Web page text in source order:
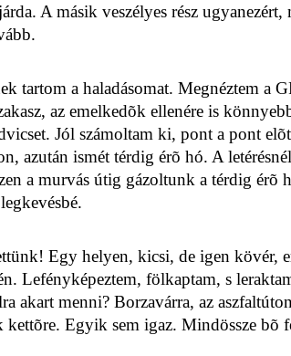
A másik veszélyes rész
tartom a haladásomat. Megnéztem a
az emelkedõk ellenére is
Jól számoltam ki, pont a pont
azután ismét térdig érõ hó. A
a murvás útig gázoltunk a térdig érõ
Egy helyen, kicsi, de igen kövér,
Lefényképeztem, fölkaptam, s
akart menni? Borzavárra, az
Egyik sem igaz. Mindössze bõ